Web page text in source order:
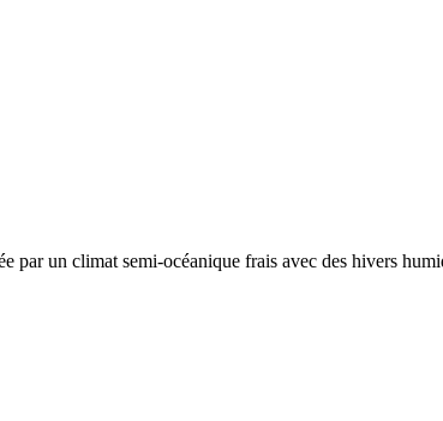
par un climat semi-océanique frais avec des hivers